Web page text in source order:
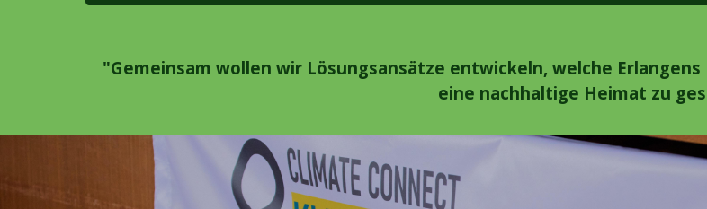
"Gemeinsam wollen wir Lösungsansätze entwickeln, welche
eine nachhaltige Heimat zu